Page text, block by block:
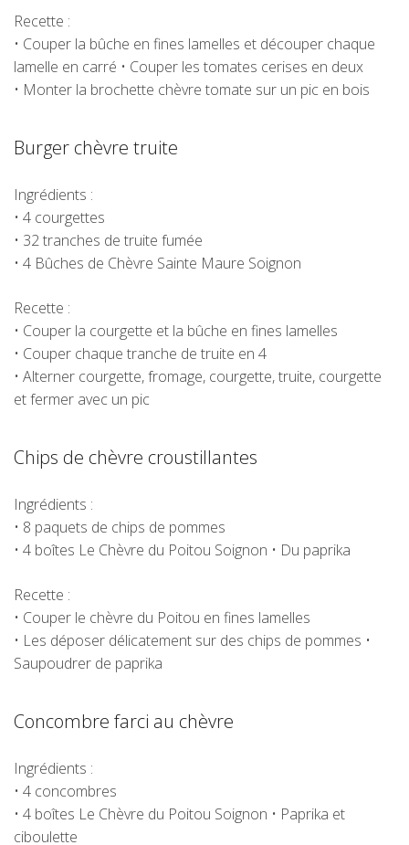
Recette :
• Couper la bûche en fines lamelles et découper chaque
lamelle en carré • Couper les tomates cerises en deux
• Monter la brochette chèvre tomate sur un pic en bois
Burger chèvre truite
Ingrédients :
• 4 courgettes
• 32 tranches de truite fumée
• 4 Bûches de Chèvre Sainte Maure Soignon
Recette :
• Couper la courgette et la bûche en fines lamelles
• Couper chaque tranche de truite en 4
• Alterner courgette, fromage, courgette, truite, courgette
et fermer avec un pic
Chips de chèvre croustillantes
Ingrédients :
• 8 paquets de chips de pommes
• 4 boîtes Le Chèvre du Poitou Soignon • Du paprika
Recette :
• Couper le chèvre du Poitou en fines lamelles
• Les déposer délicatement sur des chips de pommes •
Saupoudrer de paprika
Concombre farci au chèvre
Ingrédients :
• 4 concombres
• 4 boîtes Le Chèvre du Poitou Soignon • Paprika et
ciboulette